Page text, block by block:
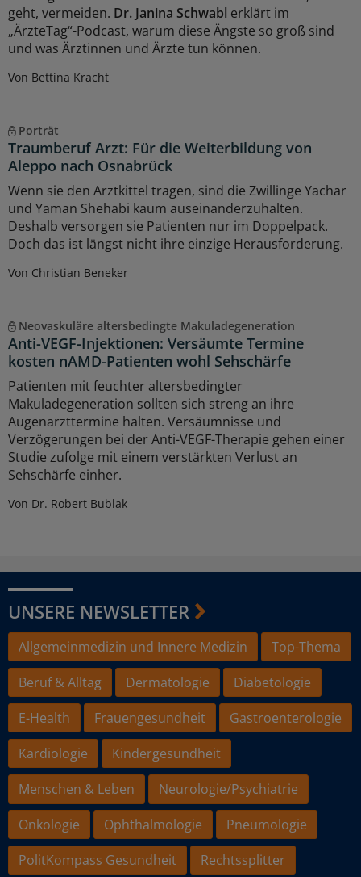
geht, vermeiden. Dr. Janina Schwabl erklärt im
„ÄrzteTag“-Podcast, warum diese Ängste so groß sind
und was Ärztinnen und Ärzte tun können.
Von Bettina Kracht
Porträt
Traumberuf Arzt: Für die Weiterbildung von
Aleppo nach Osnabrück
Wenn sie den Arztkittel tragen, sind die Zwillinge Yachar
und Yaman Shehabi kaum auseinanderzuhalten.
Deshalb versorgen sie Patienten nur im Doppelpack.
Doch das ist längst nicht ihre einzige Herausforderung.
Von Christian Beneker
Neovaskuläre altersbedingte Makuladegeneration
Anti-VEGF-Injektionen: Versäumte Termine
kosten nAMD-Patienten wohl Sehschärfe
Patienten mit feuchter altersbedingter
Makuladegeneration sollten sich streng an ihre
Augenarzttermine halten. Versäumnisse und
Verzögerungen bei der Anti-VEGF-Therapie gehen einer
Studie zufolge mit einem verstärkten Verlust an
Sehschärfe einher.
Von Dr. Robert Bublak
UNSERE NEWSLETTER
Allgemeinmedizin und Innere Medizin
Top-Thema
Beruf & Alltag
Dermatologie
Diabetologie
E-Health
Frauengesundheit
Gastroenterologie
Kardiologie
Kindergesundheit
Menschen & Leben
Neurologie/Psychiatrie
Onkologie
Ophthalmologie
Pneumologie
PolitKompass Gesundheit
Rechtssplitter